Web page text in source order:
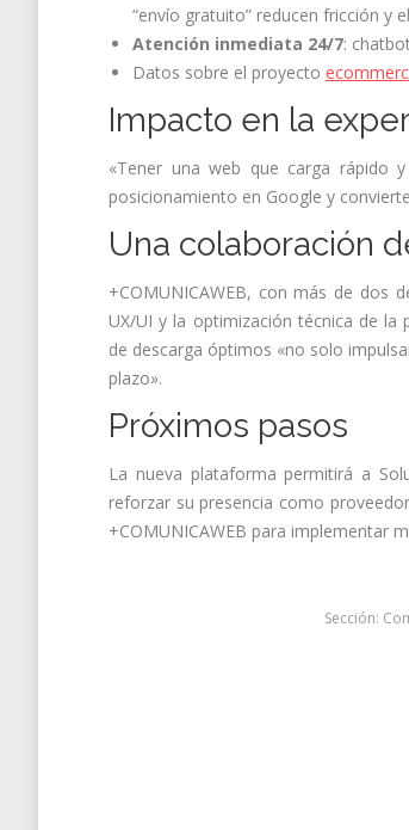
“envío gratuito” reducen fricción y
Atención inmediata 24/7:
Datos sobre el proyecto
Impacto en la
«Tener una web que carga rápido
posicionamiento en Google y
Una colaboración
+COMUNICAWEB, con más de dos
UX/UI y la optimización técnica de
de descarga óptimos «no solo
plazo».
Próximos pasos
La nueva plataforma permitirá a
reforzar su presencia como
+COMUNICAWEB para implementar
Sección: